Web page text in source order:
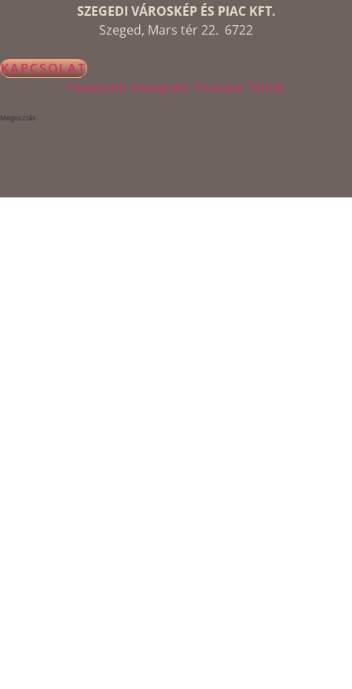
SZEGEDI VÁROSKÉP ÉS PIAC KFT.
Szeged, Mars tér 22. 6722
KAPCSOLAT
Facebook Instagram Youtube Tiktok
Megosztás